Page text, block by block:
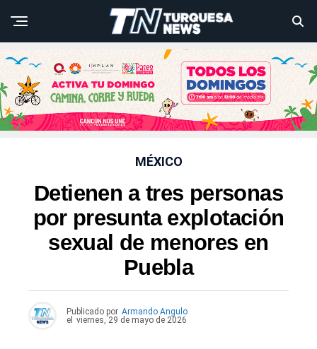
MÉXICO
Detienen a tres personas
por presunta explotación
sexual de menores en
Puebla
Publicado por Armando Angulo
el viernes, 29 de mayo de 2026